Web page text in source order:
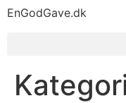
EnGodGave.dk